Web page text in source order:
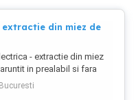
extractie din miez de
- extractie din miez
in prealabil si fara
destinata uzului
o desprafuire si